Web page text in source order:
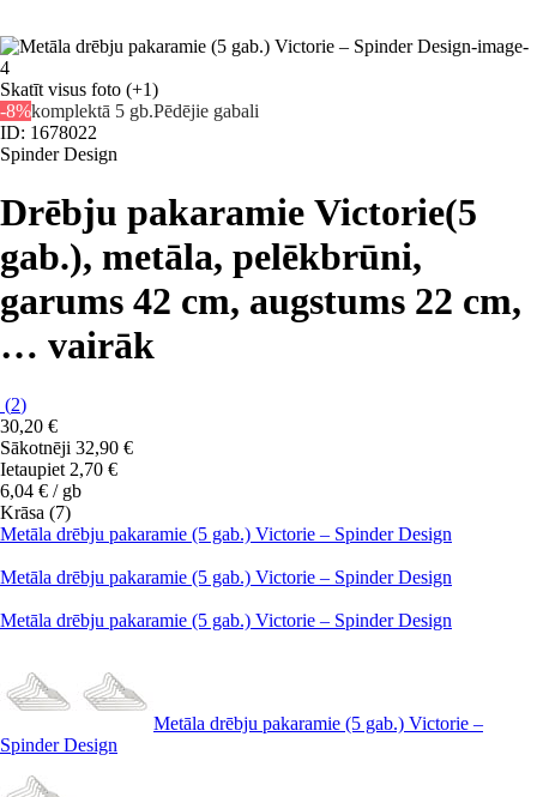
Skatīt visus foto (+1)
-8%komplektā 5 gb.Pēdējie gabali
ID: 1678022
Spinder Design
Drēbju pakaramie Victorie(5
gab.), metāla, pelēkbrūni,
garums 42 cm, augstums 22 cm,
… vairāk
(2)
30,20 €
Sākotnēji 32,90 €
Ietaupiet 2,70 €
6,04 € / gb
Krāsa (7)
Metāla drēbju pakaramie (5 gab.) Victorie – Spinder Design
Metāla drēbju pakaramie (5 gab.) Victorie – Spinder Design
Metāla drēbju pakaramie (5 gab.) Victorie – Spinder Design
Metāla drēbju pakaramie (5 gab.) Victorie –
Spinder Design